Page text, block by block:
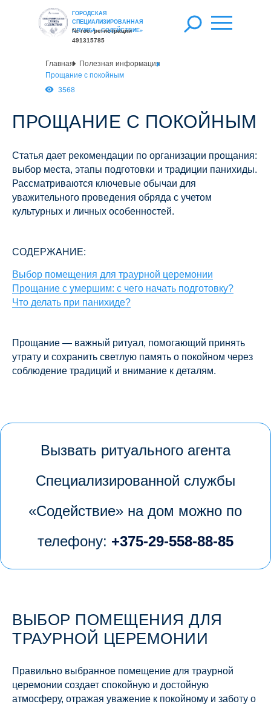
ГОРОДСКАЯ
СПЕЦИАЛИЗИРОВАННАЯ
СЛУЖБА «СОДЕЙСТВИЕ»
№ гос. регистрации
491315785
Главная Полезная информация
3568
Прощание с покойным
ПРОЩАНИЕ С ПОКОЙНЫМ
Статья дает рекомендации по организации прощания:
выбор места, этапы подготовки и традиции панихиды.
Рассматриваются ключевые обычаи для
уважительного проведения обряда с учетом
культурных и личных особенностей.
СОДЕРЖАНИЕ:
Выбор помещения для траурной церемонии
Прощание с умершим: с чего начать подготовку?
Что делать при панихиде?
Прощание — важный ритуал, помогающий принять
утрату и сохранить светлую память о покойном через
соблюдение традиций и внимание к деталям.
Вызвать ритуального агента
Специализированной службы
«Содействие» на дом можно по
телефону: +375-29-558-88-85
ВЫБОР ПОМЕЩЕНИЯ ДЛЯ
ТРАУРНОЙ ЦЕРЕМОНИИ
Правильно выбранное помещение для траурной
церемонии создает спокойную и достойную
атмосферу, отражая уважение к покойному и заботу о